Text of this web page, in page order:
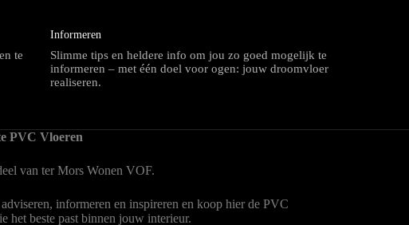
te
Informeren
Slimme tips en heldere info om jou zo goed mogelijk te
informeren – met één doel voor ogen: jouw droomvloer
realiseren.
PVC Vloeren
van ter Mors Wonen VOF.
informeren en inspireren en koop hier de PVC
het beste past binnen jouw interieur.